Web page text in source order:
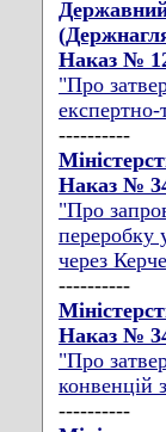
Державний
Наказ №
"Про
----------
Наказ №
"Про
переробку
через
----------
Наказ №
"Про
конвенцій
----------